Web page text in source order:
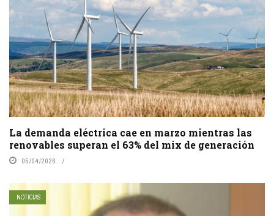
La demanda eléctrica cae en marzo mientras las
renovables superan el 63% del mix de generación
05/04/2026
NOTICIAS